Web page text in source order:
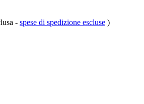
- spese di spedizione escluse )